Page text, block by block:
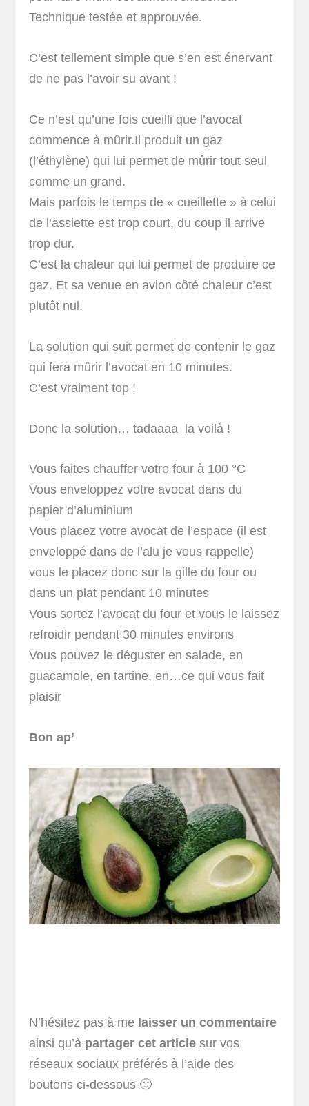
Technique testée et approuvée.
C’est tellement simple que s’en est énervant
de ne pas l’avoir su avant !
Ce n’est qu’une fois cueilli que l’avocat
commence à mûrir.Il produit un gaz
(l’éthylène) qui lui permet de mûrir tout seul
comme un grand.
Mais parfois le temps de « cueillette » à celui
de l’assiette est trop court, du coup il arrive
trop dur.
C’est la chaleur qui lui permet de produire ce
gaz. Et sa venue en avion côté chaleur c’est
plutôt nul.
La solution qui suit permet de contenir le gaz
qui fera mûrir l’avocat en 10 minutes.
C’est vraiment top !
Donc la solution… tadaaaa la voilà !
Vous faites chauffer votre four à 100 °C
Vous enveloppez votre avocat dans du
papier d’aluminium
Vous placez votre avocat de l’espace (il est
enveloppé dans de l’alu je vous rappelle)
vous le placez donc sur la gille du four ou
dans un plat pendant 10 minutes
Vous sortez l’avocat du four et vous le laissez
refroidir pendant 30 minutes environs
Vous pouvez le déguster en salade, en
guacamole, en tartine, en…ce qui vous fait
plaisir
Bon ap’
N’hésitez pas à me laisser un commentaire
ainsi qu’à partager cet article sur vos
réseaux sociaux préférés à l’aide des
boutons ci-dessous 🙂